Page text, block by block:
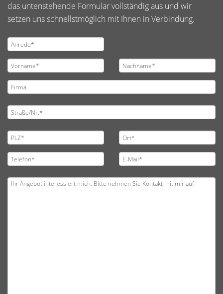
das untenstehende Formular vollständig aus und wir
setzen uns schnellstmöglich mit Ihnen in Verbindung.